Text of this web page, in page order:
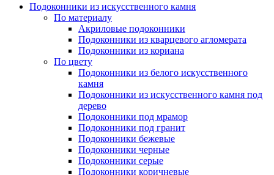
Подоконники из искусственного камня
По материалу
Акриловые подоконники
Подоконники из кварцевого агломерата
Подоконники из кориана
По цвету
Подоконники из белого искусственного
камня
Подоконники из искусственного камня под
дерево
Подоконники под мрамор
Подоконники под гранит
Подоконники бежевые
Подоконники черные
Подоконники серые
Подоконники коричневые